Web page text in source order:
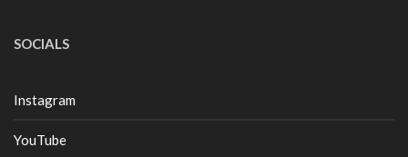
SOCIALS
Instagram
YouTube